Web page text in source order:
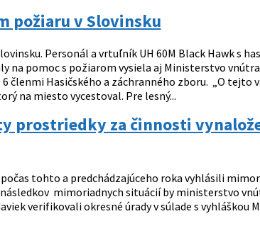
požiaru v Slovinsku
Personál a vrtuľník UH 60M Black Hawk s
na pomoc s požiarom vysiela aj Ministerstvo
Hasičského a záchranného zboru. „O tejto
na miesto vycestoval. Pre lesný...
prostriedky za činnosti
tohto a predchádzajúceho roka vyhlásili
mimoriadnych situácií by ministerstvo
verifikovali okresné úrady v súlade s vyhláškou